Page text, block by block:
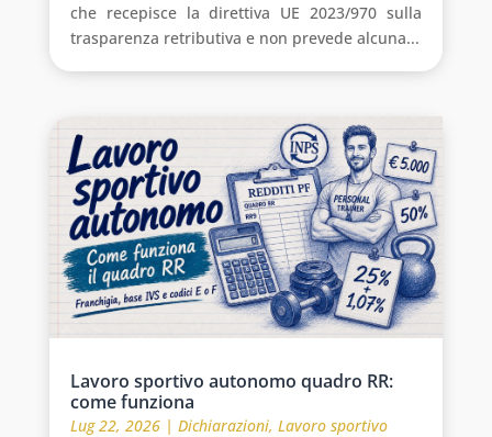
che recepisce la direttiva UE 2023/970 sulla
trasparenza retributiva e non prevede alcuna...
Lavoro sportivo autonomo quadro RR:
come funziona
Lug 22, 2026| Dichiarazioni, Lavoro sportivo